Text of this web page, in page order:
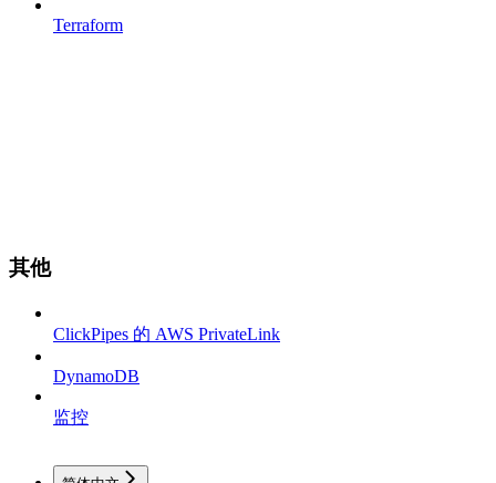
Terraform
其他
ClickPipes 的 AWS PrivateLink
DynamoDB
监控